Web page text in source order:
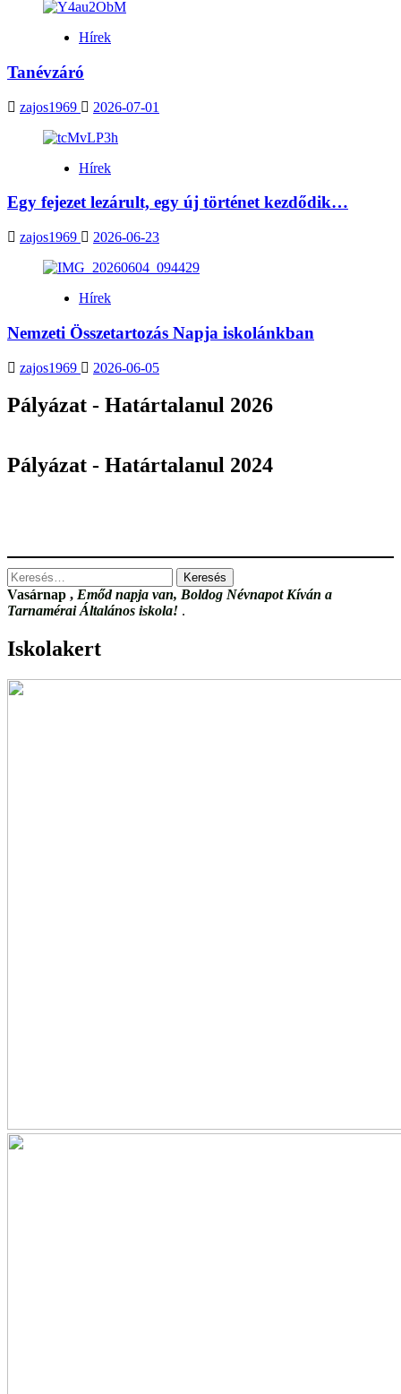
Hírek
Tanévzáró
zajos1969 2026-07-01
Hírek
Egy fejezet lezárult, egy új történet kezdődik…
zajos1969 2026-06-23
Hírek
Nemzeti Összetartozás Napja iskolánkban
zajos1969 2026-06-05
Pályázat - Határtalanul 2026
Pályázat - Határtalanul 2024
Keresés:
Vasárnap , Emőd napja van, Boldog Névnapot Kíván a
Tarnamérai Általános iskola! .
Iskolakert